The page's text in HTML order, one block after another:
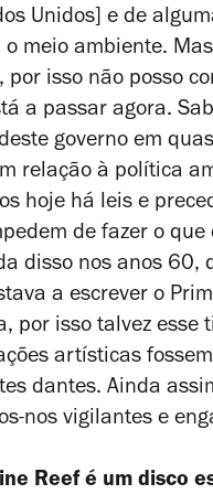
Unidos] e de
o meio ambiente.
por isso não posso
a passar agora.
governo em
relação à política
hoje há leis e
de fazer o que
disso nos anos 60,
a escrever o
, por isso talvez esse
artísticas
dantes. Ainda
nos vigilantes e
Reef é um disco